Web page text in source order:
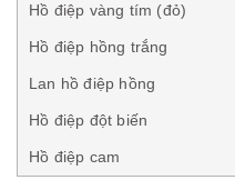
Hồ điệp vàng tím (đỏ)
Hồ điệp hồng trắng
Lan hồ điệp hồng
Hồ điệp đột biến
Hồ điệp cam